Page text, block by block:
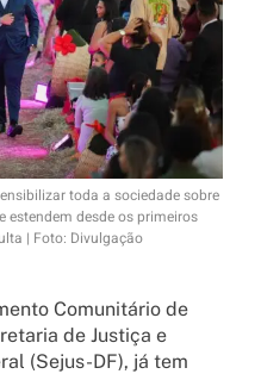
toda a sociedade sobre
estendem desde os primeiros
| Foto: Divulgação
Comunitário de
de Justiça e
(Sejus-DF), já tem